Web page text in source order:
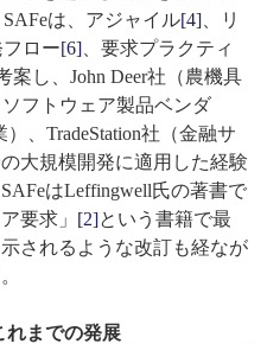
は、アジャイル[4] 、リ
フロー[6] 、要求プラクティ
案し、John Deer社（農機具
フトウェア製品ベンダ
、TradeStation社（金融サ
大規模開発に適用した経験
はLeffingwell氏の著書で
要求」 [2]という書籍で最
されるような改訂も経なが
れまでの発展